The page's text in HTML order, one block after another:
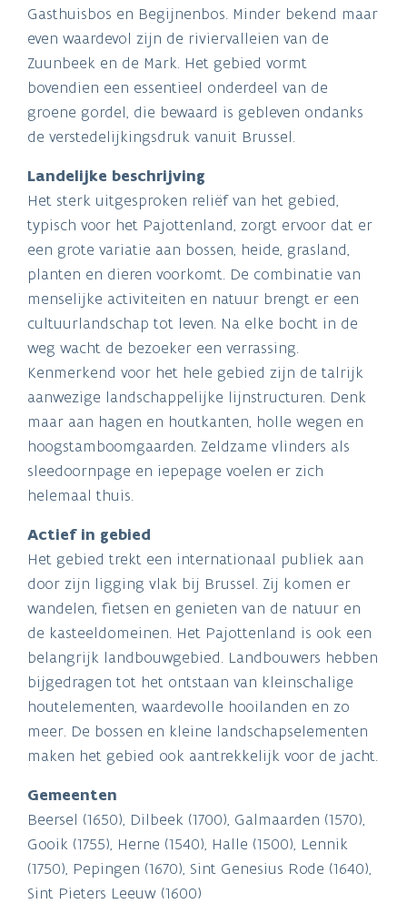
Gasthuisbos en Begijnenbos. Minder bekend maar
even waardevol zijn de riviervalleien van de
Zuunbeek en de Mark. Het gebied vormt
bovendien een essentieel onderdeel van de
groene gordel, die bewaard is gebleven ondanks
de verstedelijkingsdruk vanuit Brussel.
Landelijke beschrijving
Het sterk uitgesproken reliëf van het gebied,
typisch voor het Pajottenland, zorgt ervoor dat er
een grote variatie aan bossen, heide, grasland,
planten en dieren voorkomt. De combinatie van
menselijke activiteiten en natuur brengt er een
cultuurlandschap tot leven. Na elke bocht in de
weg wacht de bezoeker een verrassing.
Kenmerkend voor het hele gebied zijn de talrijk
aanwezige landschappelijke lijnstructuren. Denk
maar aan hagen en houtkanten, holle wegen en
hoogstamboomgaarden. Zeldzame vlinders als
sleedoornpage en iepepage voelen er zich
helemaal thuis.
Actief in gebied
Het gebied trekt een internationaal publiek aan
door zijn ligging vlak bij Brussel. Zij komen er
wandelen, fietsen en genieten van de natuur en
de kasteeldomeinen. Het Pajottenland is ook een
belangrijk landbouwgebied. Landbouwers hebben
bijgedragen tot het ontstaan van kleinschalige
houtelementen, waardevolle hooilanden en zo
meer. De bossen en kleine landschapselementen
maken het gebied ook aantrekkelijk voor de jacht.
Gemeenten
Beersel (1650), Dilbeek (1700), Galmaarden (1570),
Gooik (1755), Herne (1540), Halle (1500), Lennik
(1750), Pepingen (1670), Sint Genesius Rode (1640),
Sint Pieters Leeuw (1600)